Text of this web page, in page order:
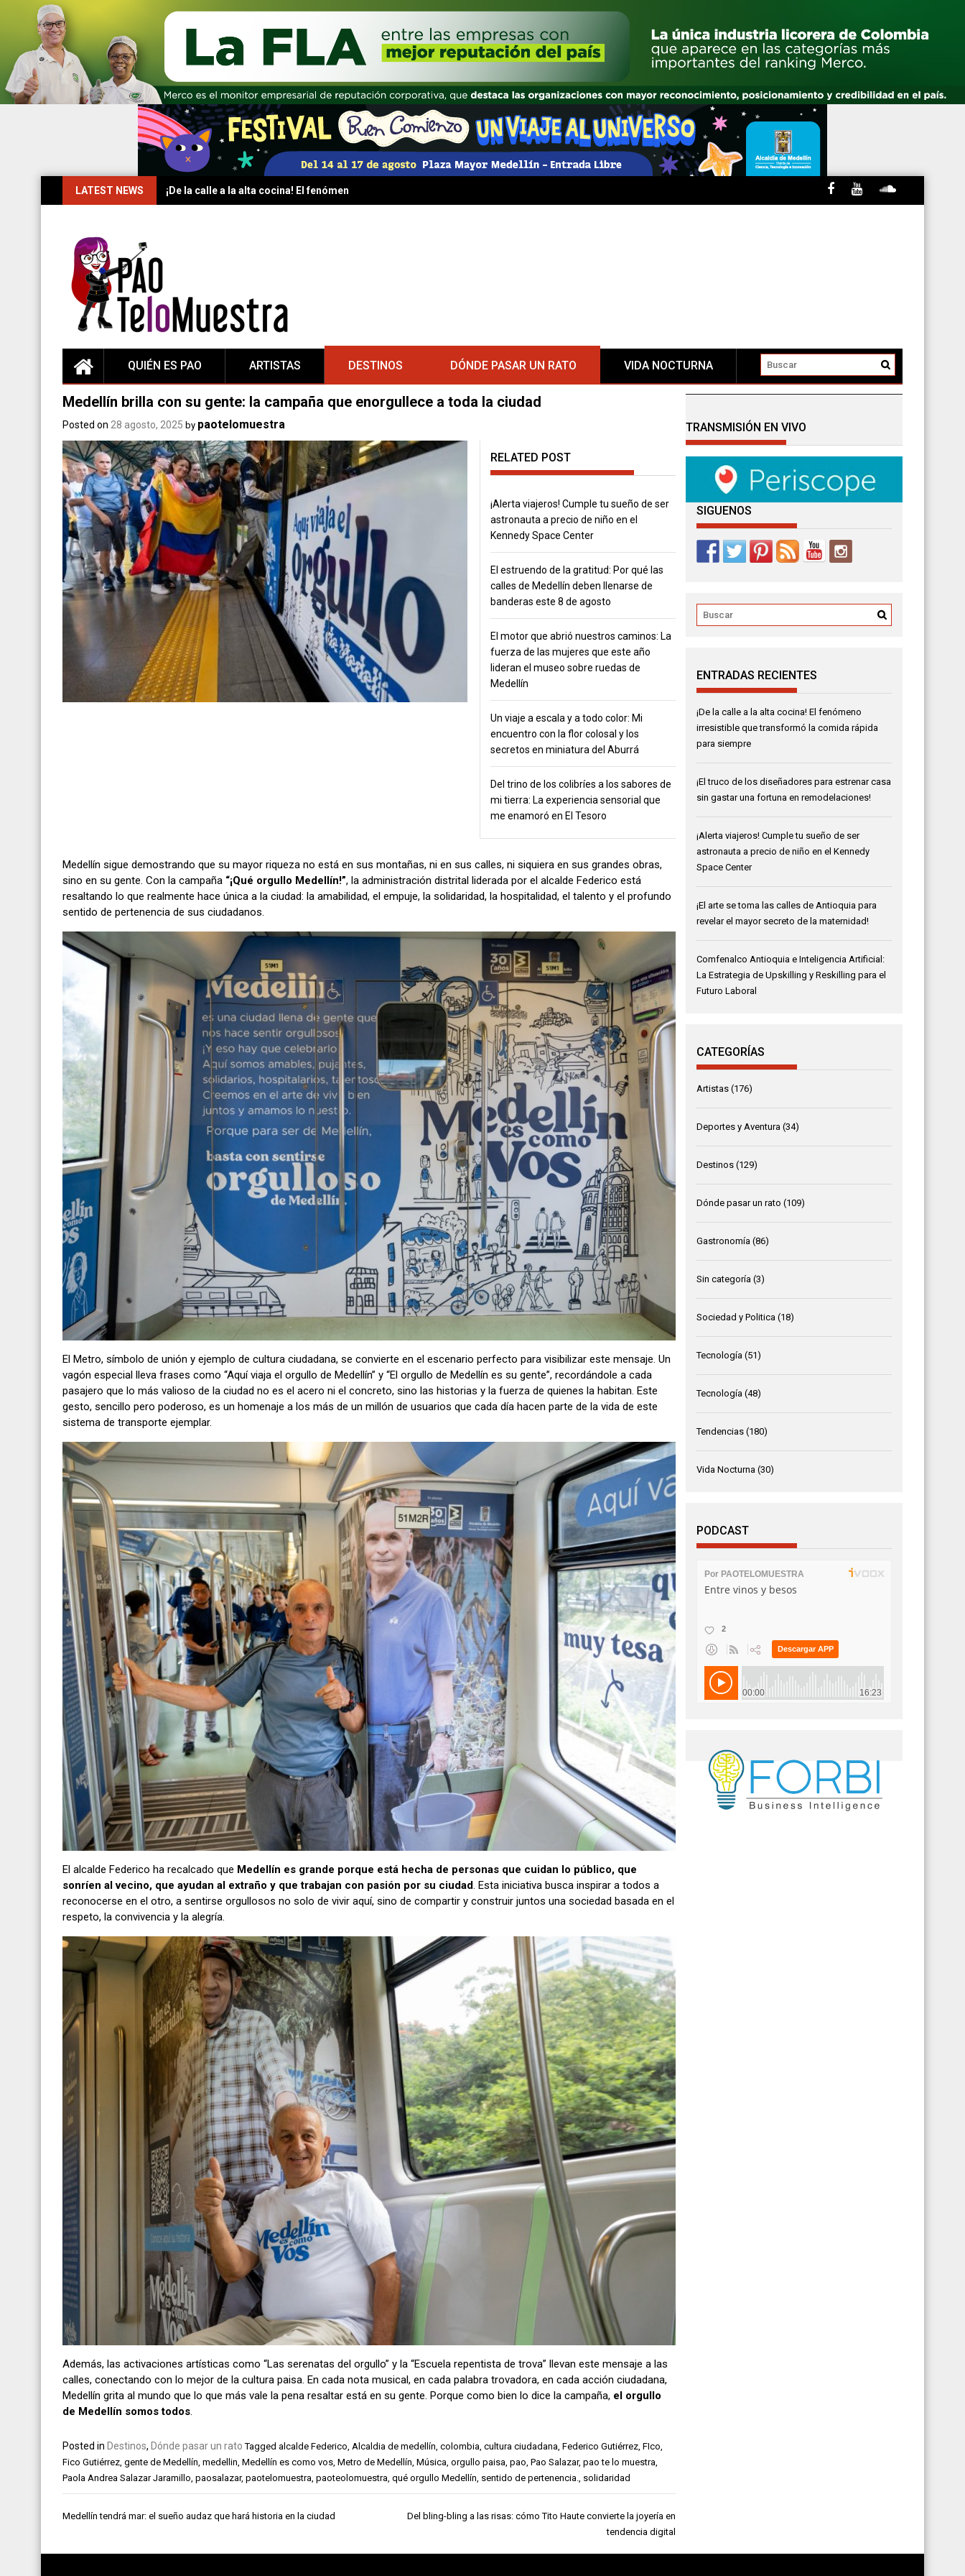
LATEST NEWS ¡De la calle a la alta cocina! El fenómeno irresistible que transformó la comida rápida para siempre
QUIÉN ES PAO ARTISTAS DESTINOS DÓNDE PASAR UN RATO VIDA NOCTURNA
Medellín brilla con su gente: la campaña que enorgullece a toda la ciudad
Posted on 28 agosto, 2025 by paotelomuestra
RELATED POST
¡Alerta viajeros! Cumple tu sueño de ser
astronauta a precio de niño en el
Kennedy Space Center
El estruendo de la gratitud: Por qué las
calles de Medellín deben llenarse de
banderas este 8 de agosto
El motor que abrió nuestros caminos: La
fuerza de las mujeres que este año
lideran el museo sobre ruedas de
Medellín
Un viaje a escala y a todo color: Mi
encuentro con la flor colosal y los
secretos en miniatura del Aburrá
Del trino de los colibríes a los sabores de
mi tierra: La experiencia sensorial que
me enamoró en El Tesoro
Medellín sigue demostrando que su mayor riqueza no está en sus montañas, ni en sus calles, ni siquiera en sus grandes obras,
sino en su gente. Con la campaña “¡Qué orgullo Medellín!”, la administración distrital liderada por el alcalde Federico está
resaltando lo que realmente hace única a la ciudad: la amabilidad, el empuje, la solidaridad, la hospitalidad, el talento y el profundo
sentido de pertenencia de sus ciudadanos.
El Metro, símbolo de unión y ejemplo de cultura ciudadana, se convierte en el escenario perfecto para visibilizar este mensaje. Un
vagón especial lleva frases como “Aquí viaja el orgullo de Medellín” y “El orgullo de Medellín es su gente”, recordándole a cada
pasajero que lo más valioso de la ciudad no es el acero ni el concreto, sino las historias y la fuerza de quienes la habitan. Este
gesto, sencillo pero poderoso, es un homenaje a los más de un millón de usuarios que cada día hacen parte de la vida de este
sistema de transporte ejemplar.
El alcalde Federico ha recalcado que Medellín es grande porque está hecha de personas que cuidan lo público, que
sonríen al vecino, que ayudan al extraño y que trabajan con pasión por su ciudad. Esta iniciativa busca inspirar a todos a
reconocerse en el otro, a sentirse orgullosos no solo de vivir aquí, sino de compartir y construir juntos una sociedad basada en el
respeto, la convivencia y la alegría.
Además, las activaciones artísticas como “Las serenatas del orgullo” y la “Escuela repentista de trova” llevan este mensaje a las
calles, conectando con lo mejor de la cultura paisa. En cada nota musical, en cada palabra trovadora, en cada acción ciudadana,
Medellín grita al mundo que lo que más vale la pena resaltar está en su gente. Porque como bien lo dice la campaña, el orgullo
de Medellín somos todos.
Posted in Destinos, Dónde pasar un rato Tagged alcalde Federico, Alcaldia de medellín, colombia, cultura ciudadana, Federico Gutiérrez, FIco,
Fico Gutiérrez, gente de Medellín, medellin, Medellín es como vos, Metro de Medellín, Música, orgullo paisa, pao, Pao Salazar, pao te lo muestra,
Paola Andrea Salazar Jaramillo, paosalazar, paotelomuestra, paoteolomuestra, qué orgullo Medellín, sentido de pertenencia., solidaridad
Navegación
Medellín tendrá mar: el sueño audaz que hará historia en la ciudad
Del bling-bling a las risas: cómo Tito Haute convierte la joyería en
tendencia digital
TRANSMISIÓN EN VIVO
SIGUENOS
ENTRADAS RECIENTES
¡De la calle a la alta cocina! El fenómeno
irresistible que transformó la comida rápida
para siempre
¡El truco de los diseñadores para estrenar casa
sin gastar una fortuna en remodelaciones!
¡Alerta viajeros! Cumple tu sueño de ser
astronauta a precio de niño en el Kennedy
Space Center
¡El arte se toma las calles de Antioquia para
revelar el mayor secreto de la maternidad!
Comfenalco Antioquia e Inteligencia Artificial:
La Estrategia de Upskilling y Reskilling para el
Futuro Laboral
CATEGORÍAS
Artistas (176)
Deportes y Aventura (34)
Destinos (129)
Dónde pasar un rato (109)
Gastronomía (86)
Sin categoría (3)
Sociedad y Politica (18)
Tecnología (51)
Tecnología (48)
Tendencias (180)
Vida Nocturna (30)
PODCAST